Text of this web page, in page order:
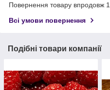
Повернення товару впродовж
Всі умови повернення
Подібні товари компанії